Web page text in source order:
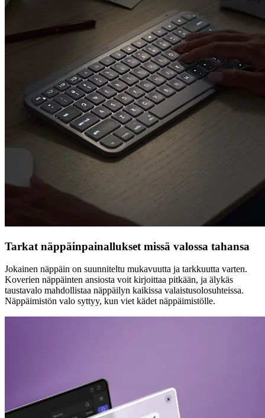
Tarkat näppäinpainallukset missä valossa tahansa
Jokainen näppäin on suunniteltu mukavuutta ja tarkkuutta varten.
Koverien näppäinten ansiosta voit kirjoittaa pitkään, ja älykäs
taustavalo mahdollistaa näppäilyn kaikissa valaistusolosuhteissa.
Näppäimistön valo syttyy, kun viet kädet näppäimistölle.